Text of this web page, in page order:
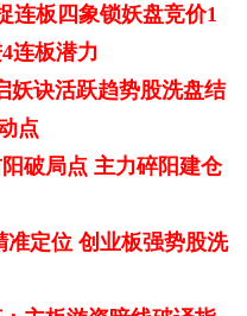
板四象锁妖盘竞价1
连板潜力
诀活跃趋势股洗盘结
点
破局点 主力碎阳建仓
定位 创业板强势股洗